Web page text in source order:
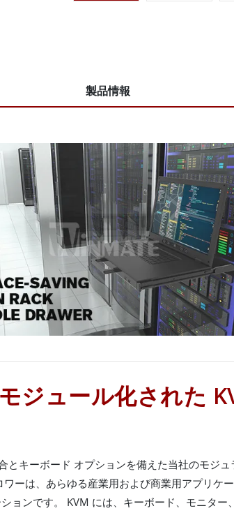
製品情報
ジュール化された
とキーボード オプションを備えた当社のモジュ
ワーは、あらゆる産業用および商業用アプリケ
ョンです。 KVM には、キーボード、モニター